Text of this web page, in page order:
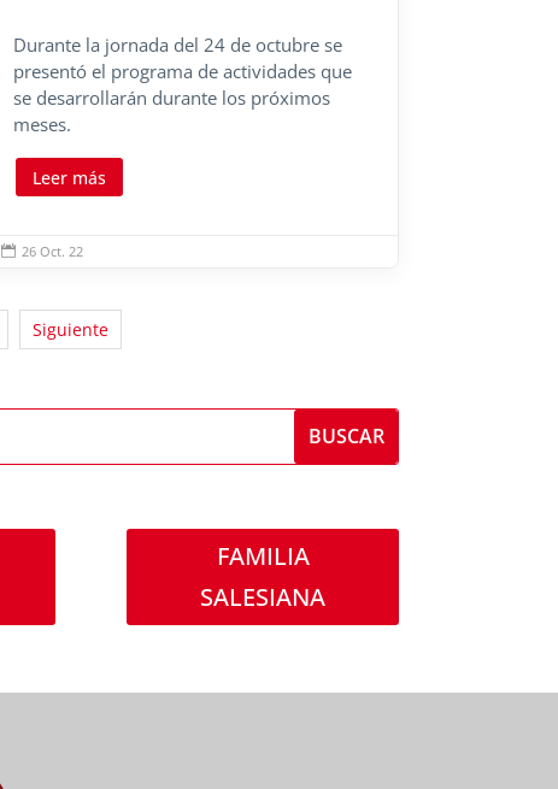
Durante la jornada del 24 de octubre se
presentó el programa de actividades que
se desarrollarán durante los próximos
meses.
Leer más
 26 Oct. 22
Siguiente
FAMILIA
SALESIANA